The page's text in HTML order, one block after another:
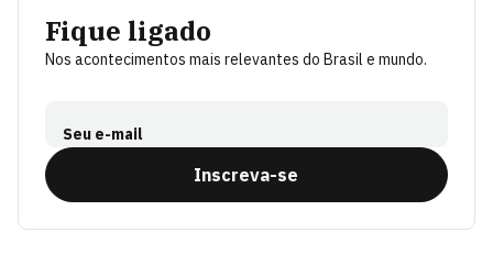
Fique ligado
Nos acontecimentos mais relevantes do Brasil e mundo.
Seu e-mail
Inscreva-se